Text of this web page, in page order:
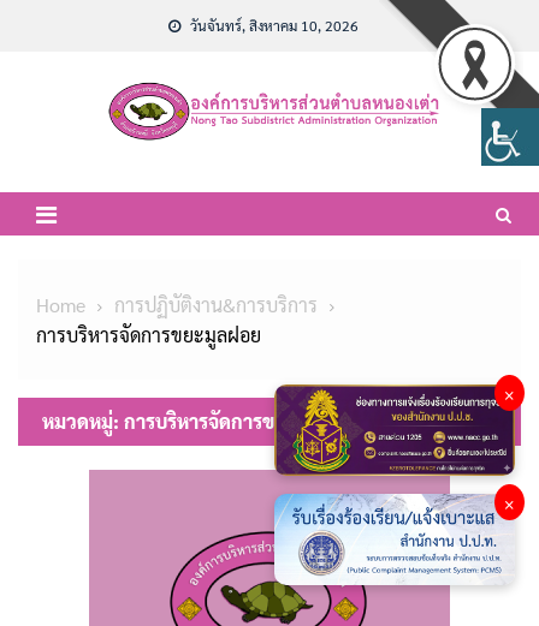
วันจันทร์, สิงหาคม 10, 2026
Home
การปฏิบัติงาน&การบริการ
การบริหารจัดการขยะมูลฝอย
หมวดหมู่: การบริหารจัดการขยะมูลฝอย
×
×